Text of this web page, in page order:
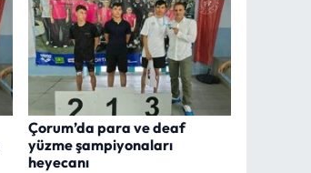
Çorum’da para ve deaf
yüzme şampiyonaları
heyecanı